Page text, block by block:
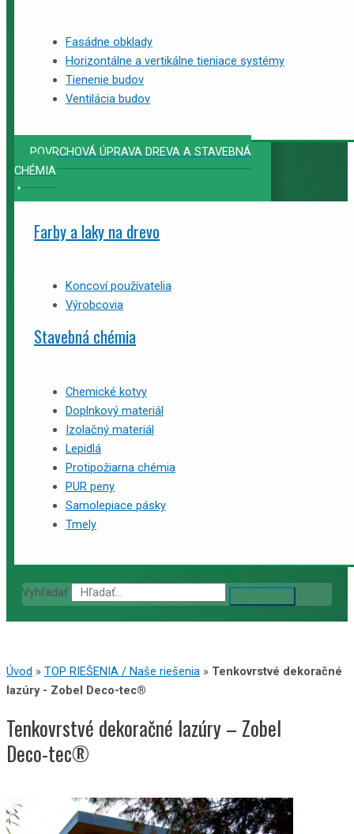
Fasádne obklady
Horizontálne a vertikálne tieniace systémy
Tienenie budov
Ventilácia budov
POVRCHOVÁ ÚPRAVA DREVA A STAVEBNÁ
CHÉMIA
Farby a laky na drevo
Koncoví používatelia
Výrobcovia
Stavebná chémia
Chemické kotvy
Doplnkový materiál
Izolačný materiál
Lepidlá
Protipožiarna chémia
PUR peny
Samolepiace pásky
Tmely
Vyhľadať
Úvod » TOP RIEŠENIA / Naše riešenia » Tenkovrstvé dekoračné
lazúry - Zobel Deco-tec®
Tenkovrstvé dekoračné lazúry – Zobel
Deco-tec®